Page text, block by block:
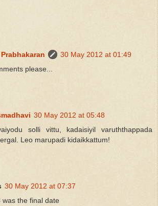
30 May 2012 at 01:49
please...
30 May 2012 at 05:48
solli vittu, kadaisiyil varuththappada
Leo marupadi kidaikkattum!
30 May 2012 at 07:37
was the final date